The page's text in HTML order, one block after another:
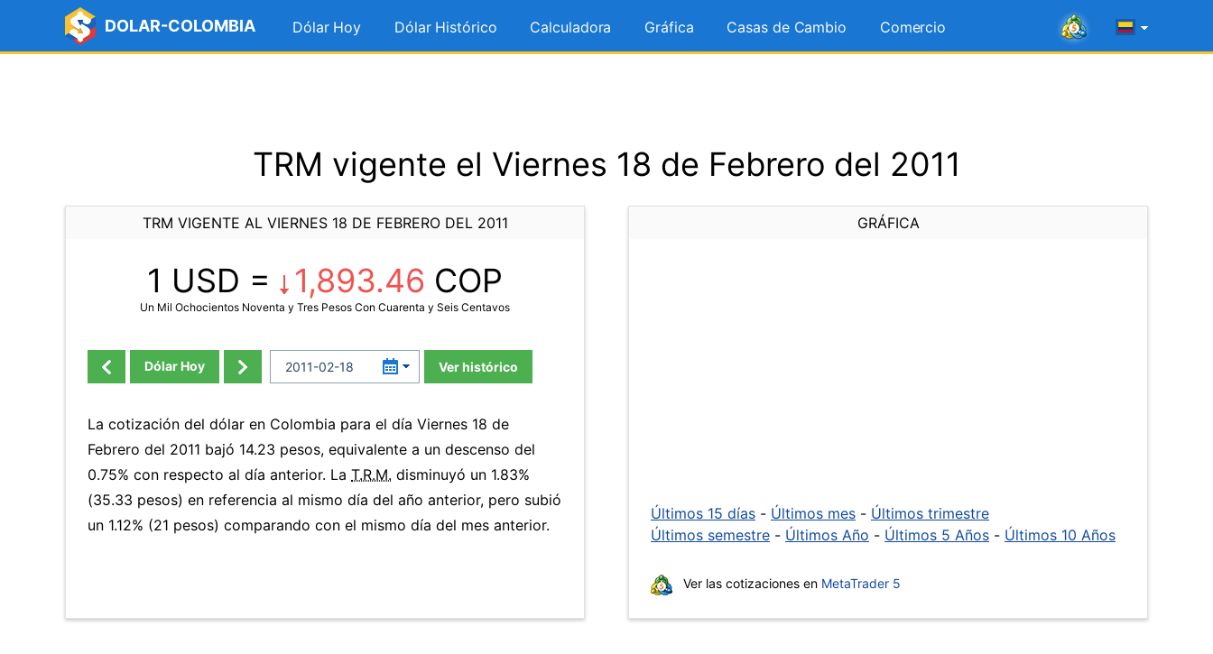
DOLAR-COLOMBIA Dólar Hoy Dólar Histórico Calculadora Gráfica Casas de Cambio Comercio
TRM vigente el Viernes 18 de Febrero del 2011
TRM VIGENTE AL VIERNES 18 DE FEBRERO DEL 2011
1 USD = 1,893.46 COP
Un Mil Ochocientos Noventa y Tres Pesos Con Cuarenta y Seis Centavos
Dólar Hoy Ver histórico
La cotización del dólar en Colombia para el día Viernes 18 de
Febrero del 2011 bajó 14.23 pesos, equivalente a un descenso del
0.75% con respecto al día anterior. La T.R.M. disminuyó un 1.83%
(35.33 pesos) en referencia al mismo día del año anterior, pero subió
un 1.12% (21 pesos) comparando con el mismo día del mes anterior.
GRÁFICA
Últimos 15 días - Últimos mes - Últimos trimestre
Últimos semestre - Últimos Año - Últimos 5 Años - Últimos 10 Años
Ver las cotizaciones en MetaTrader 5